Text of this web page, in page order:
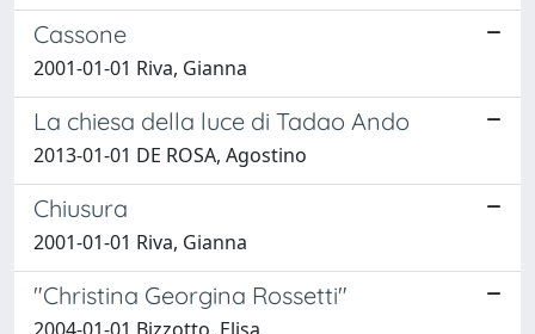
Cassone
2001-01-01 Riva, Gianna
La chiesa della luce di Tadao Ando
2013-01-01 DE ROSA, Agostino
Chiusura
2001-01-01 Riva, Gianna
"Christina Georgina Rossetti"
2004-01-01 Bizzotto, Elisa